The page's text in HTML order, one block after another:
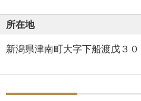
所在地
新潟県津南町大字下船渡戊３０